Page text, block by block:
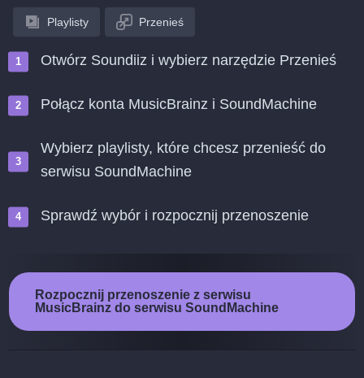
Playlisty Przenieś
Otwórz Soundiiz i wybierz narzędzie Przenieś
Połącz konta MusicBrainz i SoundMachine
Wybierz playlisty, które chcesz przenieść do
serwisu SoundMachine
Sprawdź wybór i rozpocznij przenoszenie
Rozpocznij przenoszenie z serwisu
MusicBrainz do serwisu SoundMachine